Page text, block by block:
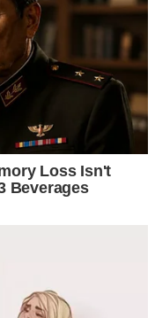
บบที่บ้านเราใช้อยู่เพื่อ
หม่ ล้างขวดน้ำให้
ช้ขวดที่สามารถทนต่อ
ฟรีซ)